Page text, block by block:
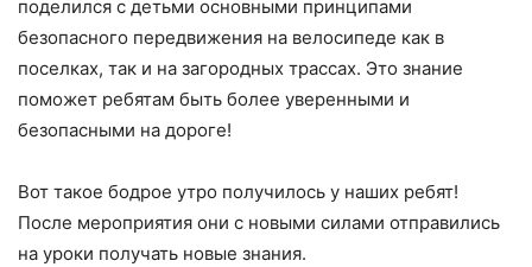
поделился с детьми основными принципами
безопасного передвижения на велосипеде как в
поселках, так и на загородных трассах. Это знание
поможет ребятам быть более уверенными и
безопасными на дороге!
Вот такое бодрое утро получилось у наших ребят!
После мероприятия они с новыми силами отправились
на уроки получать новые знания.